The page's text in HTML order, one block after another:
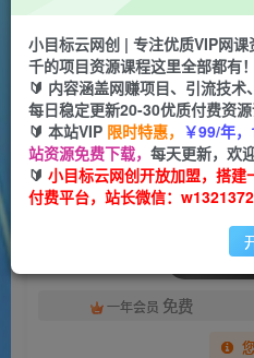
（6410期）拆解抖音手
手教你制作手绘视频，起
一个小目标云网创
2年前发布
此内容为付费阅读，请付费后查看
会员
一年会员 免费
付费阅读
小目标云网创 | 专注优质VIP网
千的项目资源课程这里全部都有！
🔰 内容涵盖网赚项目、引流技术
每日稳定更新20-30优质付费资源
🔰 本站VIP 限时特惠， ￥99/年
站资源免费下载， 每天更新，欢
🔰 小目标云网创开放加盟，搭
付费平台，站长微信：